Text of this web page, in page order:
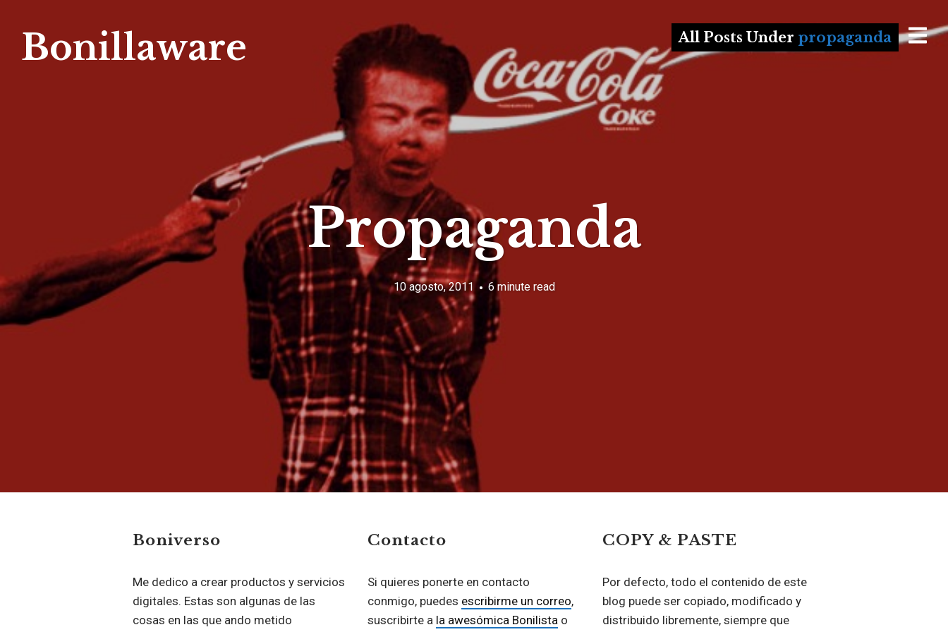
Bonillaware All Posts Under propaganda
Propaganda
10 agosto, 2011 6 minute read
Boniverso
Me dedico a crear productos y servicios
digitales. Estas son algunas de las
cosas en las que ando metido
Contacto
Si quieres ponerte en contacto
conmigo, puedes escribirme un correo,
suscribirte a la awesómica Bonilista o
COPY & PASTE
Por defecto, todo el contenido de este
blog puede ser copiado, modificado y
distribuido libremente, siempre que